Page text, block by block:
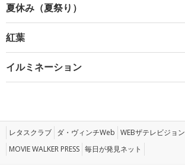
夏休み（夏祭り）
紅葉
イルミネーション
レタスクラブ ダ・ヴィンチWeb WEBザテレビジョン
MOVIE WALKER PRESS 毎日が発見ネット